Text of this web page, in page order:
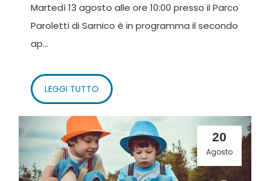
Martedì 13 agosto alle ore 10:00 presso il Parco
Paroletti di Sarnico è in programma il secondo
ap...
LEGGI TUTTO
20
Agosto